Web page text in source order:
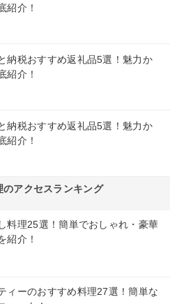
紹介！
納税おすすめ返礼品5選！魅力か
紹介！
納税おすすめ返礼品5選！魅力か
紹介！
アクセスランキング
料理25選！簡単でおしゃれ・豪華
紹介！
ィーのおすすめ料理27選！簡単な